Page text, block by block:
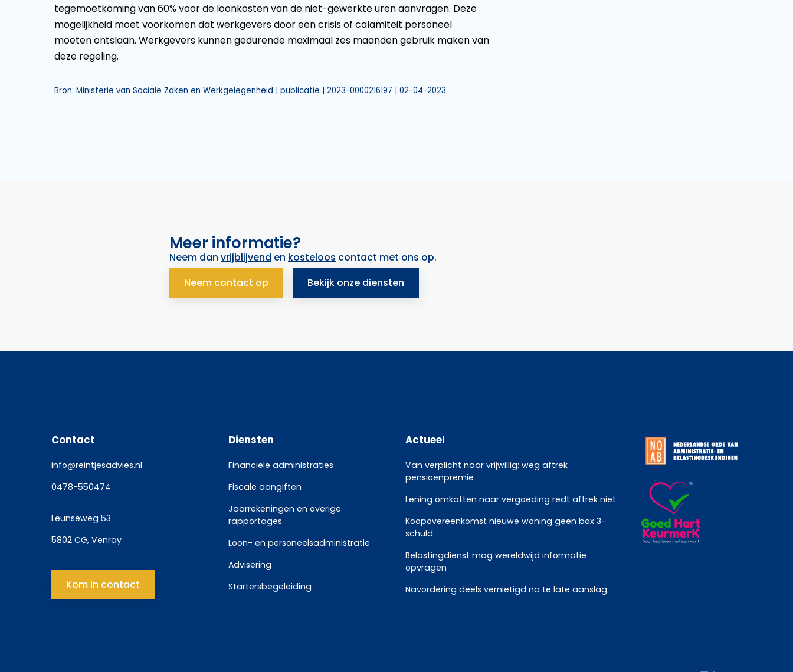
tegemoetkoming van 60% voor de loonkosten van de niet-gewerkte uren aanvragen. Deze
mogelijkheid moet voorkomen dat werkgevers door een crisis of calamiteit personeel
moeten ontslaan. Werkgevers kunnen gedurende maximaal zes maanden gebruik maken van
deze regeling.
Bron: Ministerie van Sociale Zaken en Werkgelegenheid | publicatie | 2023-0000216197 | 02-04-2023
Meer informatie?
Neem dan vrijblijvend en kosteloos contact met ons op.
Neem contact op
Bekijk onze diensten
Contact
info@reintjesadvies.nl
0478-550474
Leunseweg 53
5802 CG, Venray
Kom in contact
Diensten
Financiële administraties
Fiscale aangiften
Jaarrekeningen en overige
rapportages
Loon- en personeelsadministratie
Advisering
Startersbegeleiding
Actueel
Van verplicht naar vrijwillig: weg aftrek
pensioenpremie
Lening omkatten naar vergoeding redt aftrek niet
Koopovereenkomst nieuwe woning geen box 3-
schuld
Belastingdienst mag wereldwijd informatie
opvragen
Navordering deels vernietigd na te late aanslag